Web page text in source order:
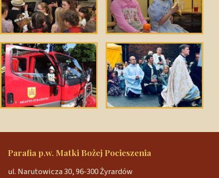
Parafia p.w. Matki Bożej Pocieszenia
ul. Narutowicza 30, 96-300 Żyrardów